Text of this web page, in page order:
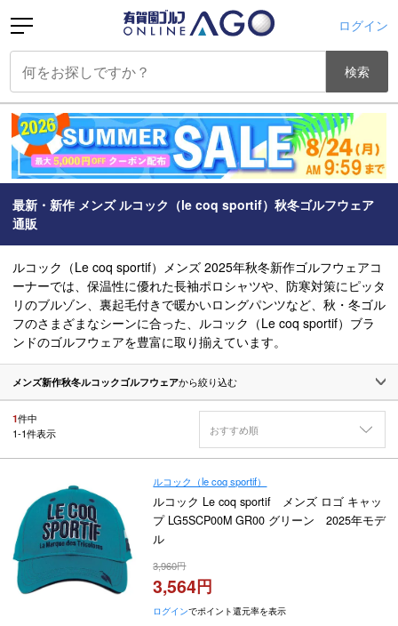
ログイン
検索
最新・新作 メンズ ルコック（le coq sportif）秋冬ゴルフウェア
通販
ルコック（Le coq sportif）メンズ 2025年秋冬新作ゴルフウェアコ
ーナーでは、保温性に優れた長袖ポロシャツや、防寒対策にピッタ
リのブルゾン、裏起毛付きで暖かいロングパンツなど、秋・冬ゴル
フのさまざまなシーンに合った、ルコック（Le coq sportif）ブラ
ンドのゴルフウェアを豊富に取り揃えています。
メンズ新作秋冬ルコックゴルフウェアから絞り込む
1件中
1-1件表示 おすすめ順
ルコック（le coq sportif）
ルコック Le coq sportif メンズ ロゴ キャッ
プ LG5SCP00M GR00 グリーン 2025年モデ
ル
3,960
3,564
ログインでポイント還元率を表示